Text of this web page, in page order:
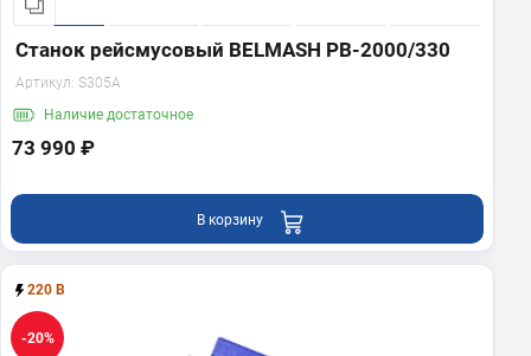
Станок рейсмусовый BELMASH PB-2000/330
Артикул: S305A
Наличие достаточное
73 990 ₽
В корзину
220 В
-20%